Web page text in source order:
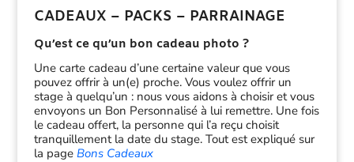
CADEAUX – PACKS – PARRAINAGE
Qu’est ce qu’un bon cadeau photo ?
Une carte cadeau d’une certaine valeur que vous
pouvez offrir à un(e) proche. Vous voulez offrir un
stage à quelqu’un : nous vous aidons à choisir et vous
envoyons un Bon Personnalisé à lui remettre. Une fois
le cadeau offert, la personne qui l’a reçu choisit
tranquillement la date du stage. Tout est expliqué sur
la page Bons Cadeaux